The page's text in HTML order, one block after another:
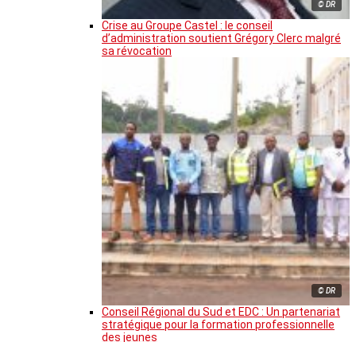
© DR
Crise au Groupe Castel : le conseil
d’administration soutient Grégory Clerc malgré
sa révocation
© DR
Conseil Régional du Sud et EDC : Un partenariat
stratégique pour la formation professionnelle
des jeunes